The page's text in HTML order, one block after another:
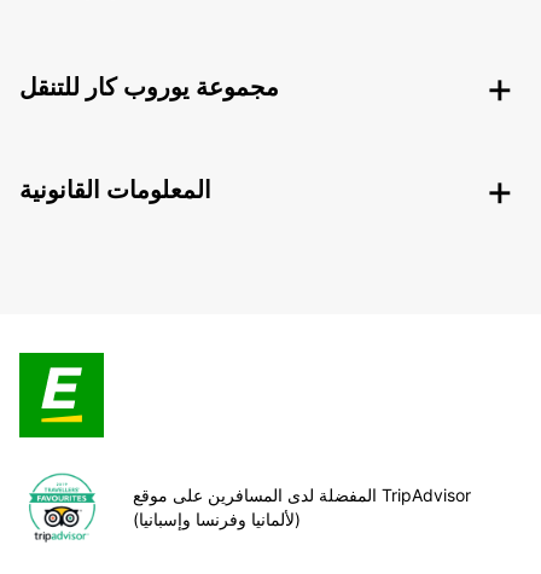
مجموعة يوروب كار للتنقل
المعلومات القانونية
المفضلة لدى المسافرين على موقع TripAdvisor
(لألمانيا وفرنسا وإسبانيا)